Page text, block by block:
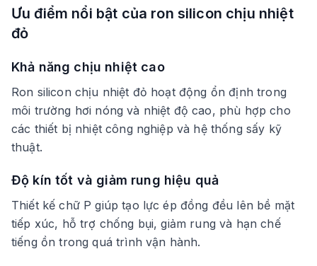
Ưu điểm nổi bật của ron silicon chịu nhiệt
đỏ
Khả năng chịu nhiệt cao
Ron silicon chịu nhiệt đỏ hoạt động ổn định trong
môi trường hơi nóng và nhiệt độ cao, phù hợp cho
các thiết bị nhiệt công nghiệp và hệ thống sấy kỹ
thuật.
Độ kín tốt và giảm rung hiệu quả
Thiết kế chữ P giúp tạo lực ép đồng đều lên bề mặt
tiếp xúc, hỗ trợ chống bụi, giảm rung và hạn chế
tiếng ồn trong quá trình vận hành.